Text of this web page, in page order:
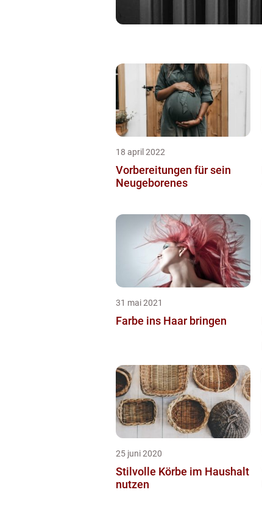
18 april 2022
Vorbereitungen für sein
Neugeborenes
31 mai 2021
Farbe ins Haar bringen
25 juni 2020
Stilvolle Körbe im Haushalt
nutzen